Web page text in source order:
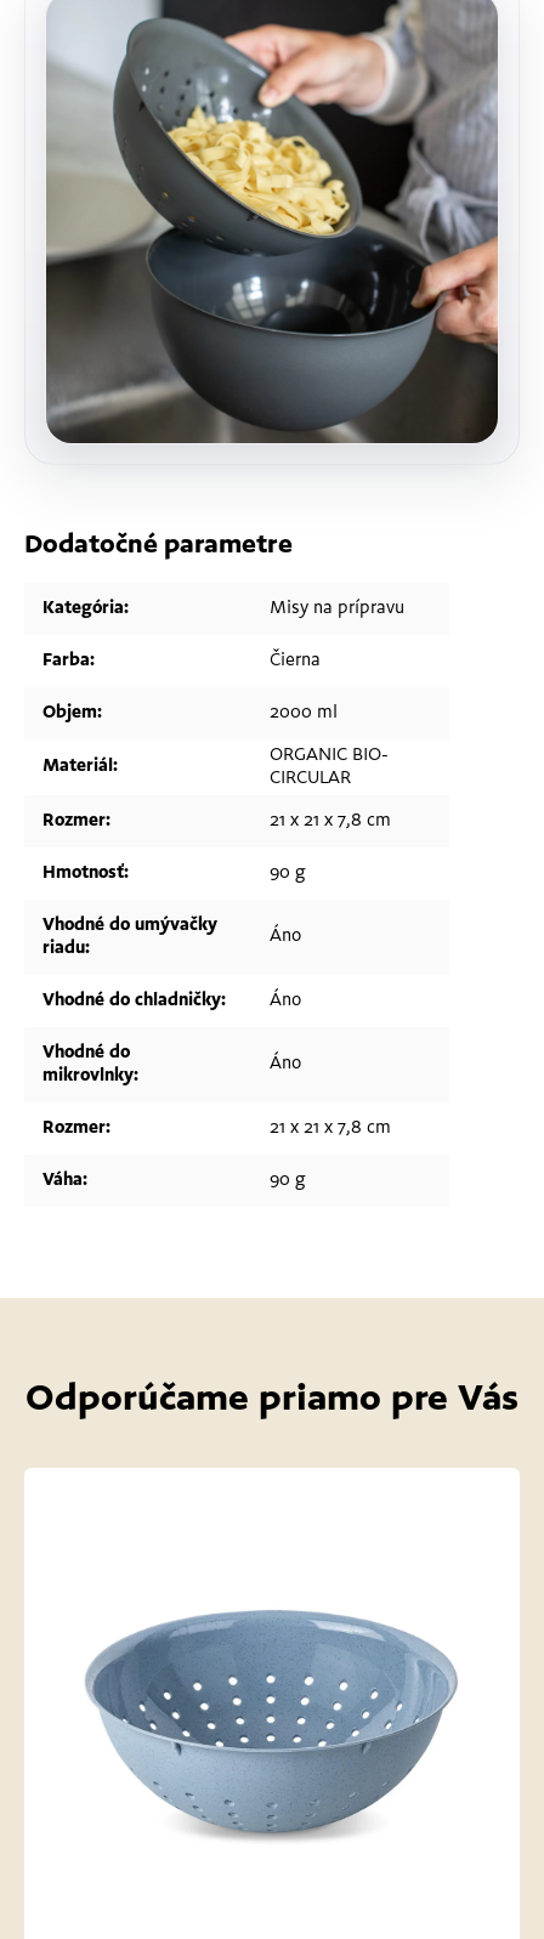
Dodatočné parametre
Kategória: Misy na prípravu
Farba: Čierna
Objem: 2000 ml
Materiál:
ORGANIC BIO-
CIRCULAR
Rozmer: 21 x 21 x 7,8 cm
Hmotnosť: 90 g
Vhodné do umývačky
riadu:
Áno
Vhodné do chladničky: Áno
Vhodné do
mikrovlnky:
Áno
Rozmer: 21 x 21 x 7,8 cm
Váha: 90 g
Odporúčame priamo pre Vás